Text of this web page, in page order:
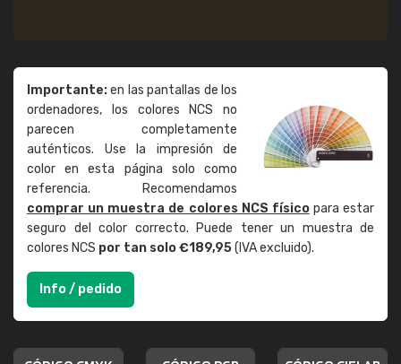
Importante:en las pantallas de los
ordenadores, los colores NCS no
parecen completamente
auténticos. Use la impresión de
color en esta página solo como
referencia. Recomendamos
comprar un muestra de colores NCS físicopara estar
seguro del color correcto. Puede tener un muestra de
colores NCS por tan solo €189,95(IVA excluido).
Info / pedido